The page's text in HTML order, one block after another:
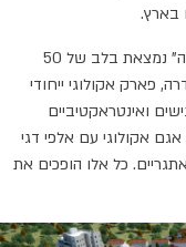
בארץ.
דירה חדשה בחדרה בשכונת "חלומות פארק חדרה" נמצאת בלב של 50
פארק אקולוגי ייחודי
ואינטראקטיביים
אקולוגי עם אלפי דגי
כל אלו הופכים את